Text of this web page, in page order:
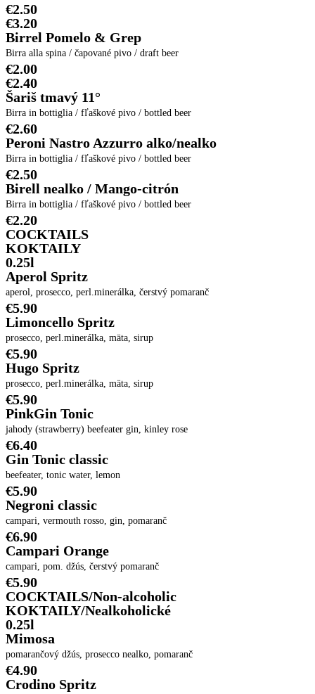
€2.50
€3.20
Birrel Pomelo & Grep
Birra alla spina / čapované pivo / draft beer
€2.00
€2.40
Šariš tmavý 11°
Birra in bottiglia / fľaškové pivo / bottled beer
€2.60
Peroni Nastro Azzurro alko/nealko
Birra in bottiglia / fľaškové pivo / bottled beer
€2.50
Birell nealko / Mango-citrón
Birra in bottiglia / fľaškové pivo / bottled beer
€2.20
COCKTAILS
KOKTAILY
0.25l
Aperol Spritz
aperol, prosecco, perl.minerálka, čerstvý pomaranč
€5.90
Limoncello Spritz
prosecco, perl.minerálka, mäta, sirup
€5.90
Hugo Spritz
prosecco, perl.minerálka, mäta, sirup
€5.90
PinkGin Tonic
jahody (strawberry) beefeater gin, kinley rose
€6.40
Gin Tonic classic
beefeater, tonic water, lemon
€5.90
Negroni classic
campari, vermouth rosso, gin, pomaranč
€6.90
Campari Orange
campari, pom. džús, čerstvý pomaranč
€5.90
COCKTAILS/Non-alcoholic
KOKTAILY/Nealkoholické
0.25l
Mimosa
pomarančový džús, prosecco nealko, pomaranč
€4.90
Crodino Spritz